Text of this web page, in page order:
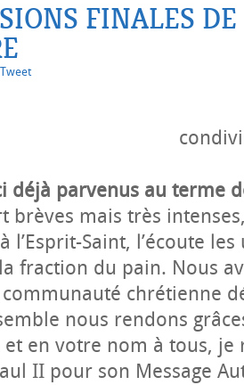
FINALES DE
Tweet
déjà parvenus au terme
brèves mais très
l’Esprit-Saint, l’écoute
fraction du pain. Nous
chrétienne
nous rendons
et en votre nom à tous,
II pour son Message